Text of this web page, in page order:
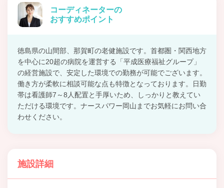
コーディネーターの
おすすめポイント
徳島県の山間部、那賀町の老健施設です。首都圏・関西地方
を中心に20超の病院を運営する「平成医療福祉グループ」
の経営施設で、安定した環境での勤務が可能でございます。
働き方が柔軟に相談可能な点も特徴となっております。日勤
帯は看護師7～8人配置と手厚いため、しっかりと教えてい
ただける環境です。ナースパワー岡山までお気軽にお問い合
わせください。
施設詳細